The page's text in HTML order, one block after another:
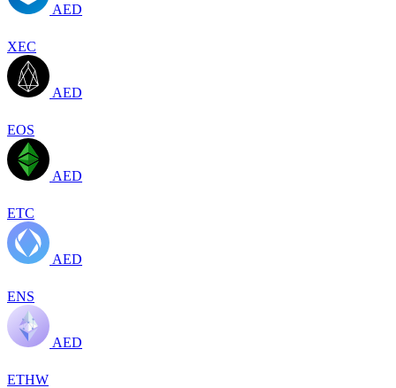
AED
XEC
AED
EOS
AED
ETC
AED
ENS
AED
ETHW